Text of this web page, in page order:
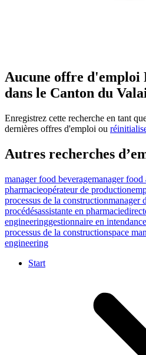
Aucune offre d'emploi
dans le Canton du
Enregistrez cette recherche en tant
dernières offres d'emploi ou
Autres recherches
manager food beveragemanager food
pharmacieopérateur de production
processus de la constructionmanager
procédésassistante en pharmacie
engineeringgestionnaire en intendance
processus de la constructionspace
engineering
Start